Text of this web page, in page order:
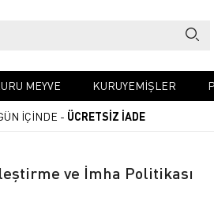
MEYVE KURUYEMIŞLER
İÇİNDE - ÜCRETSİZ İADE
ve İmha Politikası